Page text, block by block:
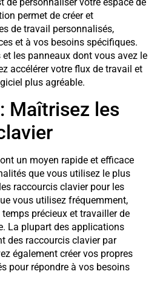
permet de créer et
de travail personnalisés,
et à vos besoins spécifiques.
les panneaux dont vous avez le
accélérer votre flux de travail et
plus agréable.
Maîtrisez les
un moyen rapide et efficace
que vous utilisez le plus
raccourcis clavier pour les
vous utilisez fréquemment,
précieux et travailler de
La plupart des applications
des raccourcis clavier par
également créer vos propres
pour répondre à vos besoins